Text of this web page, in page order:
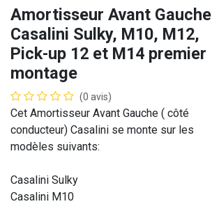
Amortisseur Avant Gauche
Casalini Sulky, M10, M12,
Pick-up 12 et M14 premier
montage
(0 avis)
Cet Amortisseur Avant Gauche ( côté
conducteur) Casalini se monte sur les
modèles suivants:
Casalini Sulky
Casalini M10